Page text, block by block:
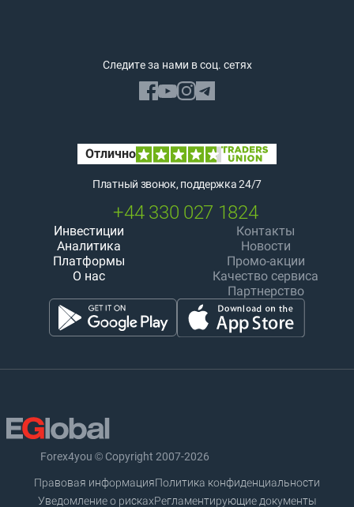
Следите за нами в соц. сетях
Платный звонок, поддержка 24/7
+44 330 027 1824
Инвестиции
Аналитика
Платформы
О нас
Контакты
Новости
Промо-акции
Качество сервиса
Партнерство
Forex4you © Copyright 2007-2026
Правовая информацияПолитика конфиденциальности
Уведомление о рискахРегламентирующие документы